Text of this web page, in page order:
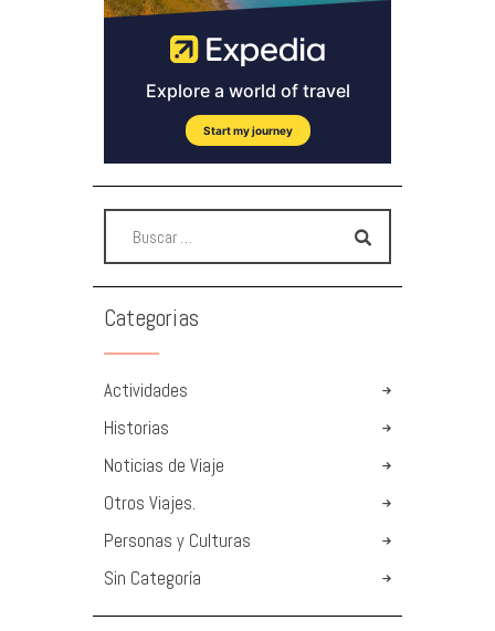
Categorias
Actividades
Historias
Noticias de Viaje
Otros Viajes.
Personas y Culturas
Sin Categoría